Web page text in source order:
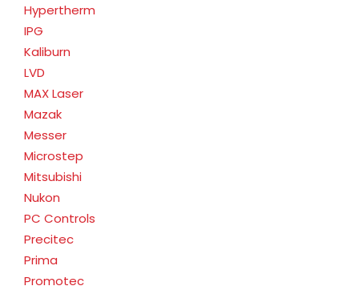
Hypertherm
IPG
Kaliburn
LVD
MAX Laser
Mazak
Messer
Microstep
Mitsubishi
Nukon
PC Controls
Precitec
Prima
Promotec